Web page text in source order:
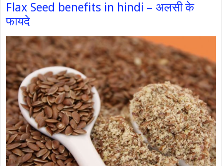
Flax Seed benefits in hindi – अलसी के
फायदे